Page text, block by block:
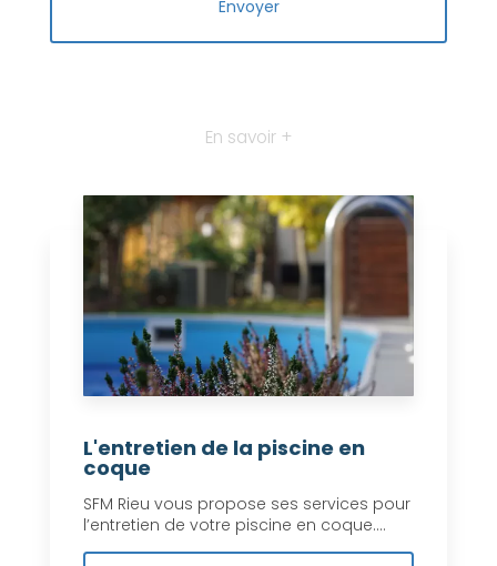
En savoir +
L'entretien de la piscine en
coque
SFM Rieu vous propose ses services pour
l’entretien de votre piscine en coque....